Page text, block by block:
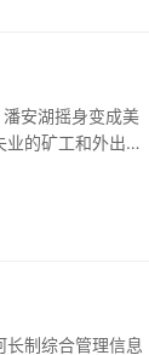
安湖摇身变成美
的矿工和外出打
制综合管理信息